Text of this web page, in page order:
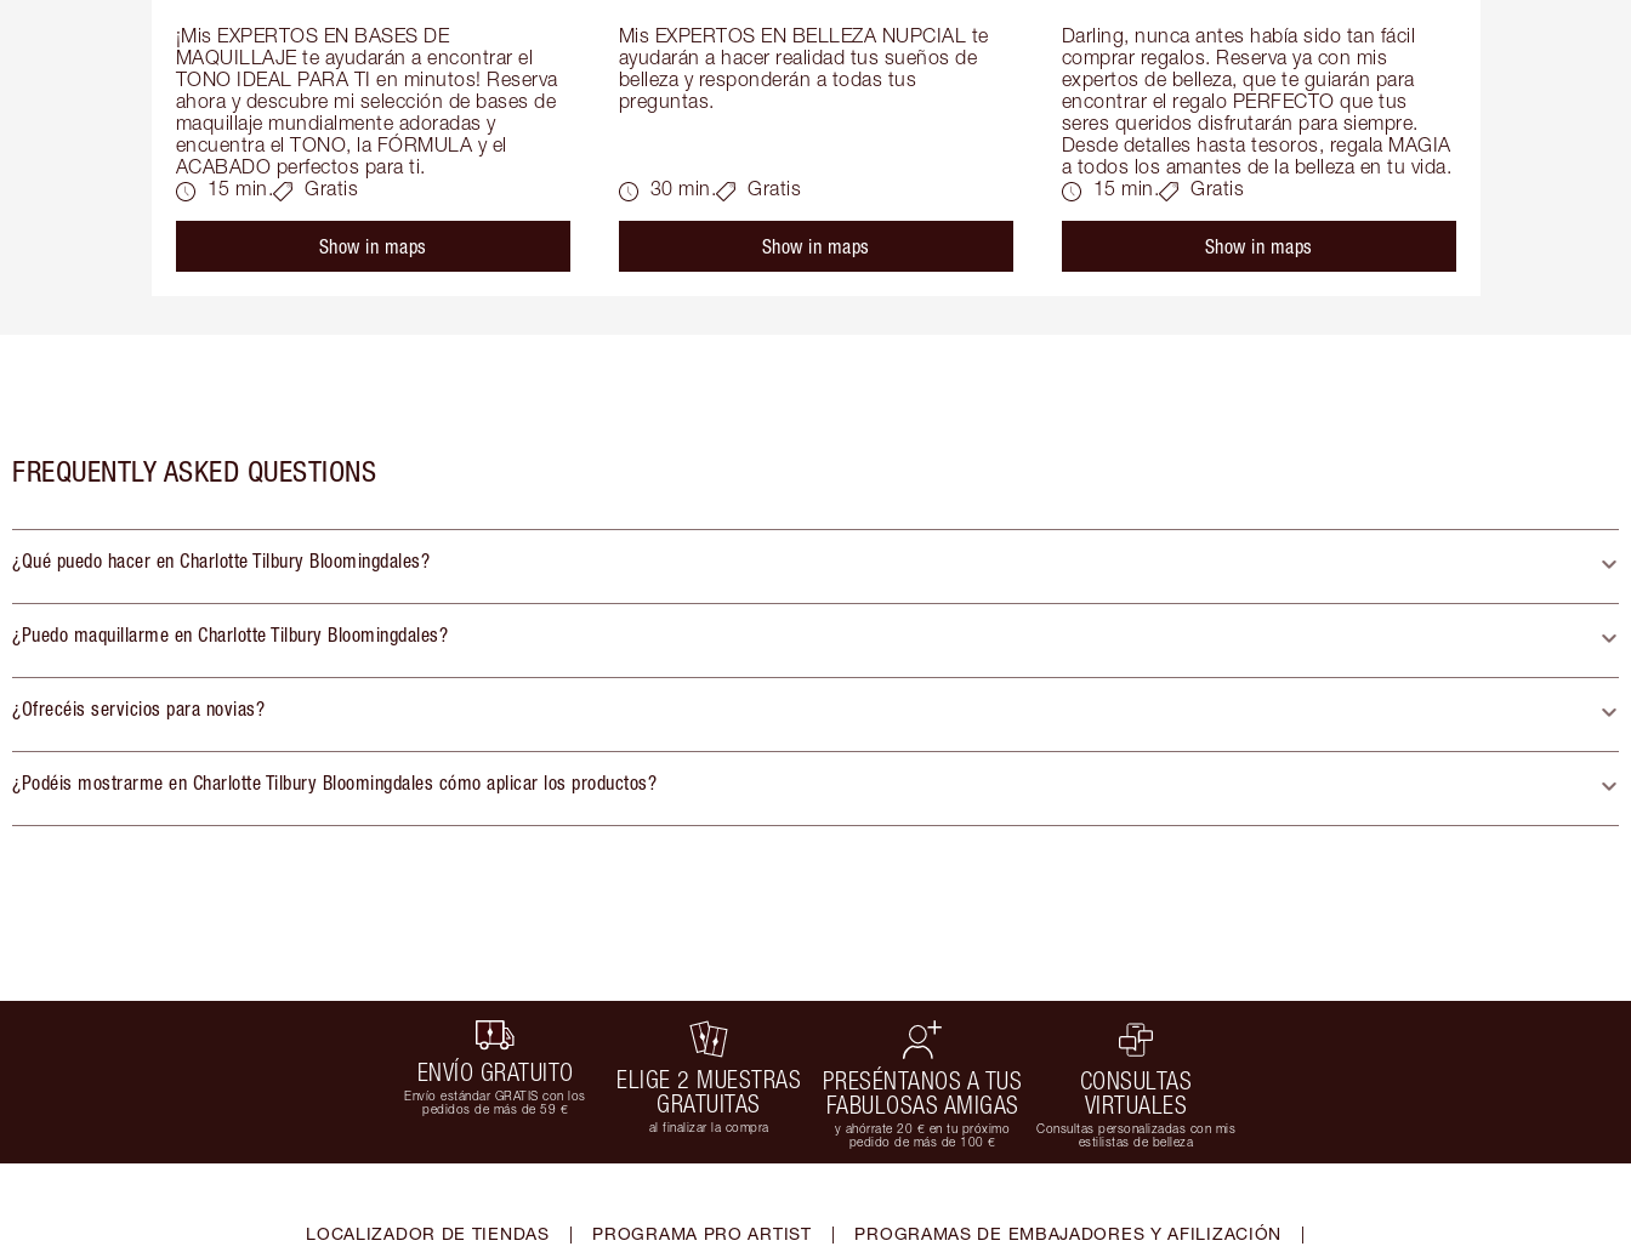
¡Mis EXPERTOS EN BASES DE
MAQUILLAJE te ayudarán a encontrar el
TONO IDEAL PARA TI en minutos! Reserva
ahora y descubre mi selección de bases de
maquillaje mundialmente adoradas y
encuentra el TONO, la FÓRMULA y el
ACABADO perfectos para ti.
15 min.
Gratis
Show in maps
Mis EXPERTOS EN BELLEZA NUPCIAL te
ayudarán a hacer realidad tus sueños de
belleza y responderán a todas tus
preguntas.
30 min. Gratis
Show in maps
Darling, nunca antes había sido tan fácil
comprar regalos. Reserva ya con mis
expertos de belleza, que te guiarán para
encontrar el regalo PERFECTO que tus
seres queridos disfrutarán para siempre.
Desde detalles hasta tesoros, regala MAGIA
a todos los amantes de la belleza en tu vida.
15 min.
Gratis
Show in maps
FREQUENTLY ASKED QUESTIONS
¿Qué puedo hacer en Charlotte Tilbury Bloomingdales?
¿Puedo maquillarme en Charlotte Tilbury Bloomingdales?
¿Ofrecéis servicios para novias?
¿Podéis mostrarme en Charlotte Tilbury Bloomingdales cómo aplicar los productos?
ENVÍO GRATUITO
Envío estándar GRATIS con los
pedidos de más de 59 €
ELIGE 2 MUESTRAS
GRATUITAS
al finalizar la compra
PRESÉNTANOS A TUS
FABULOSAS AMIGAS
y ahórrate 20 € en tu próximo
pedido de más de 100 €
CONSULTAS
VIRTUALES
Consultas personalizadas con mis
estilistas de belleza
LOCALIZADOR DE TIENDAS | PROGRAMA PRO ARTIST | PROGRAMAS DE EMBAJADORES Y AFILIZACIÓN |